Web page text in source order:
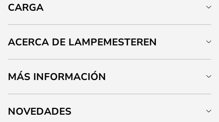
CARGA
ACERCA DE LAMPEMESTEREN
MÁS INFORMACIÓN
NOVEDADES